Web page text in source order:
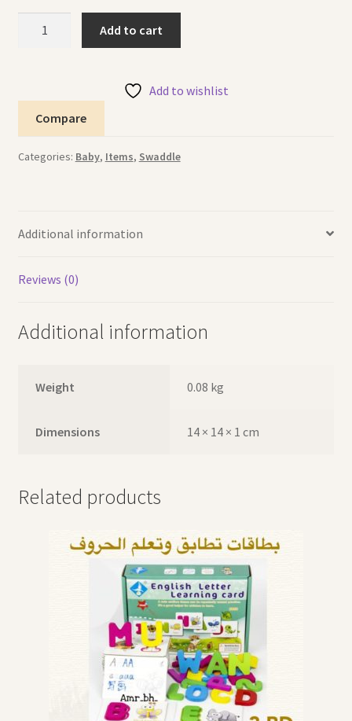
قماط
الأرنب
quantity
Add to cart
Add to wishlist
Compare
Categories: Baby, Items, Swaddle
Additional information
Reviews (0)
Additional information
Weight 0.08 kg
Dimensions 14 × 14 × 1 cm
Related products